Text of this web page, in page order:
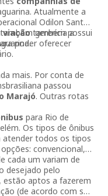
Atualmente a
Odilon Santos
gerencia a
viaçãotambém possui
poder oferecer
mais. Por conta de
passou
Marajó. Outras rotas
para Rio de
Os tipos de ônibus
atender todos os tipos
convencional,
cada um variam de
desejado pelo
estão aptos a fazerem
(de acordo com sua